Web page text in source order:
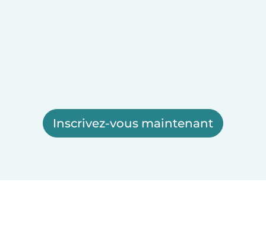
Inscrivez-vous maintenant